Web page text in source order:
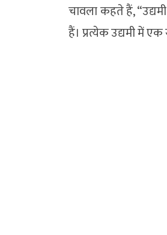
चावला कहते हैं,
हैं। प्रत्येक उद्यमी में